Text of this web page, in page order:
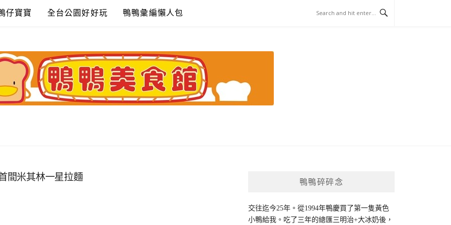
仔寶寶 全台公園好好玩 鴨鴨彙編懶人包
間米其林一星拉麵 鴨鴨碎碎念
交往迄今25年。從1994年鴨慶買了第一隻黃色
小鴨給我。吃了三年的總匯三明治+大冰奶後，